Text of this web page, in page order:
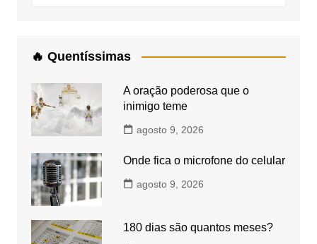
🔥 Quentíssimas
A oração poderosa que o
inimigo teme
agosto 9, 2026
Onde fica o microfone do celular
agosto 9, 2026
180 dias são quantos meses?